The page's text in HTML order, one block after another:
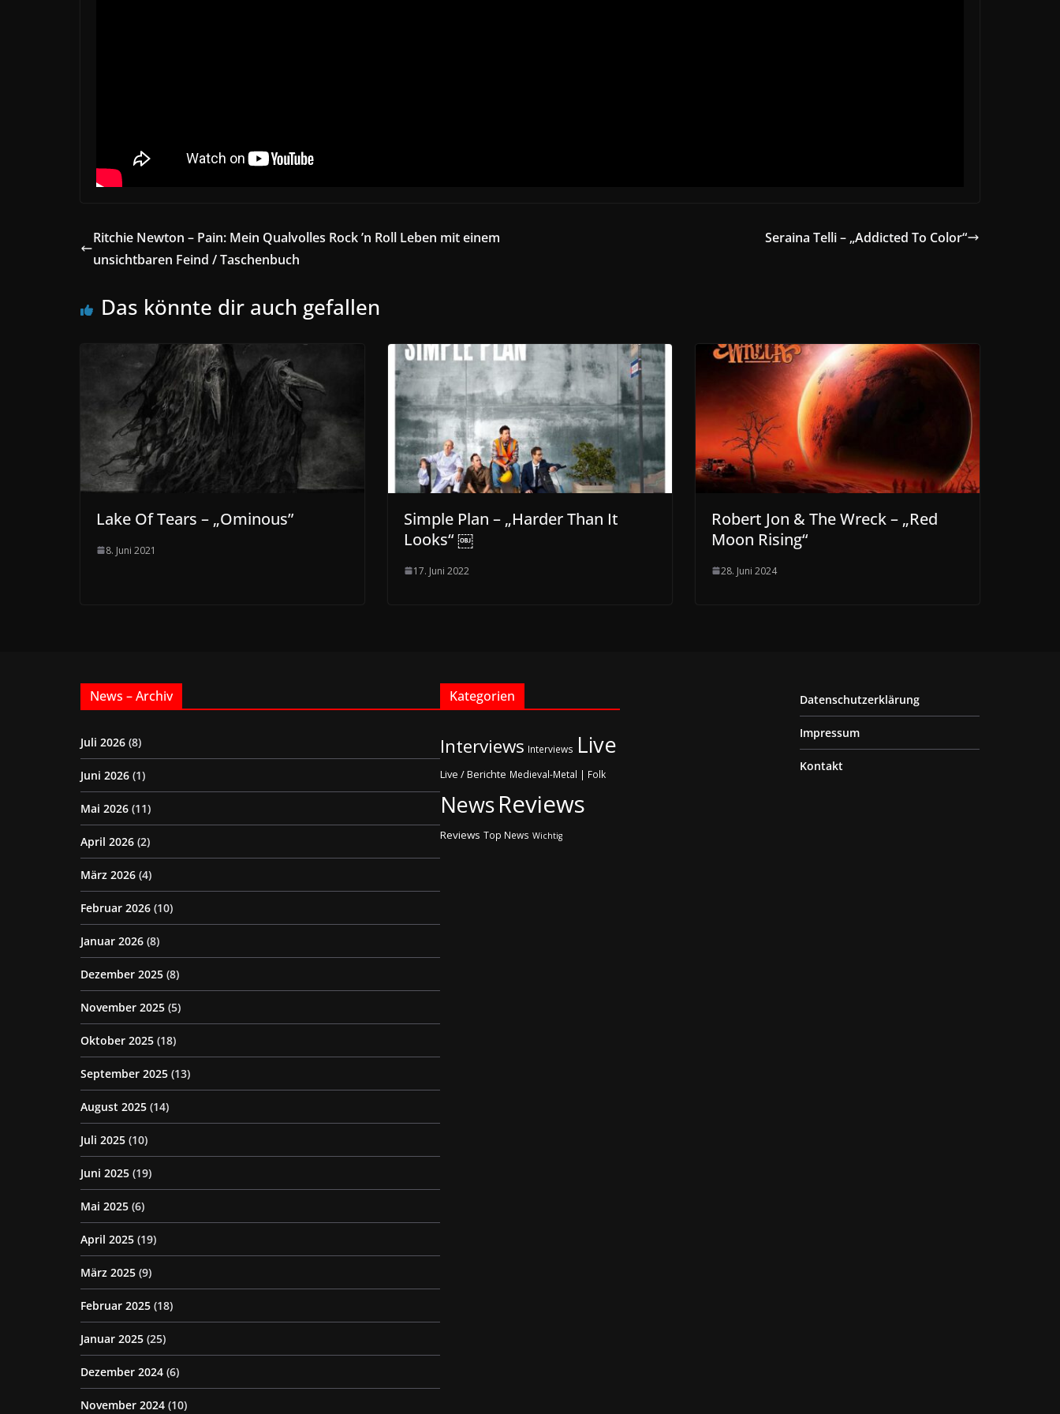
Ritchie Newton – Pain: Mein Qualvolles Rock ’n Roll Leben mit einem
unsichtbaren Feind / Taschenbuch
Seraina Telli – „Addicted To Color“
Das könnte dir auch gefallen
Lake Of Tears – „Ominous”
8. Juni 2021
Simple Plan – „Harder Than It
Looks“ ￼
17. Juni 2022
Robert Jon & The Wreck – „Red
Moon Rising“
28. Juni 2024
News – Archiv
Juli 2026 (8)
Juni 2026 (1)
Mai 2026 (11)
April 2026 (2)
März 2026 (4)
Februar 2026 (10)
Januar 2026 (8)
Dezember 2025 (8)
November 2025 (5)
Oktober 2025 (18)
September 2025 (13)
August 2025 (14)
Juli 2025 (10)
Juni 2025 (19)
Mai 2025 (6)
April 2025 (19)
März 2025 (9)
Februar 2025 (18)
Januar 2025 (25)
Dezember 2024 (6)
November 2024 (10)
Kategorien
Interviews Interviews Live
Live / Berichte Medieval-Metal | Folk
NewsReviews
Reviews Top News Wichtig
Datenschutzerklärung
Impressum
Kontakt